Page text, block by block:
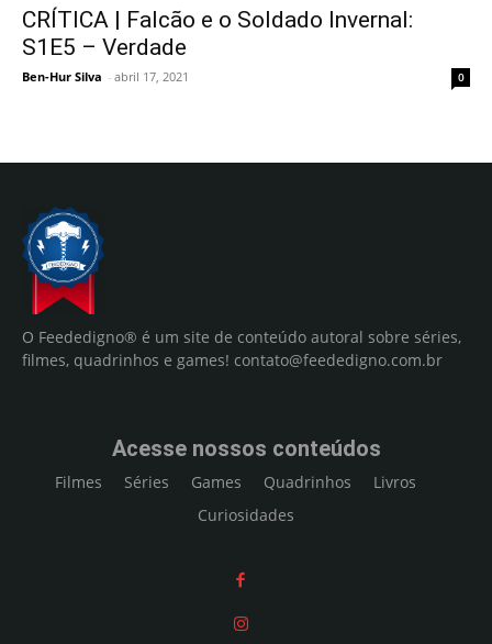
CRÍTICA | Falcão e o Soldado Invernal:
S1E5 – Verdade
Ben-Hur Silva - abril 17, 2021 0
O Feededigno® é um site de conteúdo autoral sobre séries,
filmes, quadrinhos e games! contato@feededigno.com.br
Acesse nossos conteúdos
Filmes Séries Games Quadrinhos
Livros
Curiosidades